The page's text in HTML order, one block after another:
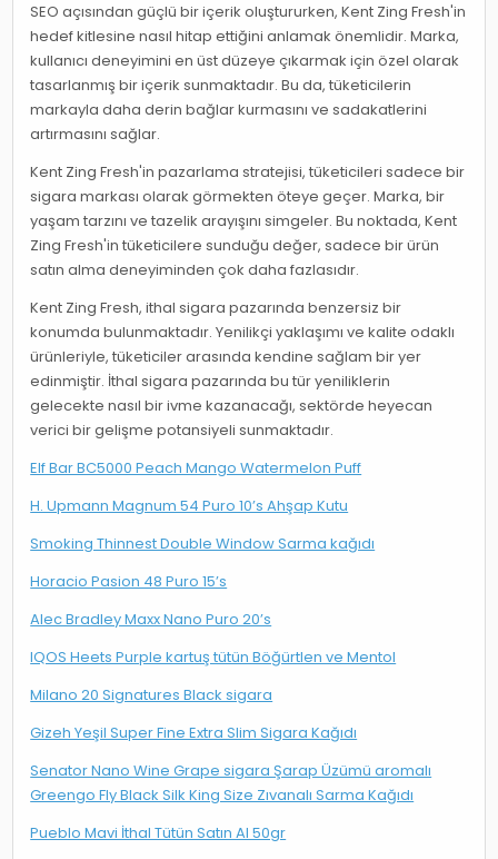
SEO açısından güçlü bir içerik oluştururken, Kent Zing Fresh'in
hedef kitlesine nasıl hitap ettiğini anlamak önemlidir. Marka,
kullanıcı deneyimini en üst düzeye çıkarmak için özel olarak
tasarlanmış bir içerik sunmaktadır. Bu da, tüketicilerin
markayla daha derin bağlar kurmasını ve sadakatlerini
artırmasını sağlar.
Kent Zing Fresh'in pazarlama stratejisi, tüketicileri sadece bir
sigara markası olarak görmekten öteye geçer. Marka, bir
yaşam tarzını ve tazelik arayışını simgeler. Bu noktada, Kent
Zing Fresh'in tüketicilere sunduğu değer, sadece bir ürün
satın alma deneyiminden çok daha fazlasıdır.
Kent Zing Fresh, ithal sigara pazarında benzersiz bir
konumda bulunmaktadır. Yenilikçi yaklaşımı ve kalite odaklı
ürünleriyle, tüketiciler arasında kendine sağlam bir yer
edinmiştir. İthal sigara pazarında bu tür yeniliklerin
gelecekte nasıl bir ivme kazanacağı, sektörde heyecan
verici bir gelişme potansiyeli sunmaktadır.
Elf Bar BC5000 Peach Mango Watermelon Puff
H. Upmann Magnum 54 Puro 10’s Ahşap Kutu
Smoking Thinnest Double Window Sarma kağıdı
Horacio Pasion 48 Puro 15’s
Alec Bradley Maxx Nano Puro 20’s
IQOS Heets Purple kartuş tütün Böğürtlen ve Mentol
Milano 20 Signatures Black sigara
Gizeh Yeşil Super Fine Extra Slim Sigara Kağıdı
Senator Nano Wine Grape sigara Şarap Üzümü aromalı
Greengo Fly Black Silk King Size Zıvanalı Sarma Kağıdı
Pueblo Mavi İthal Tütün Satın Al 50gr